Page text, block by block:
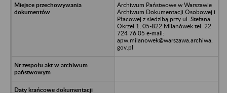
Archiwum Państwowe w Warszawie
Archiwum Dokumentacji Osobowej i
Płacowej z siedzibą przy ul. Stefana
Okrzei 1, 05-822 Milanówek tel. 22
724 76 05 e-mail:
apw.milanowek@warszawa.archiwa.
gov.pl